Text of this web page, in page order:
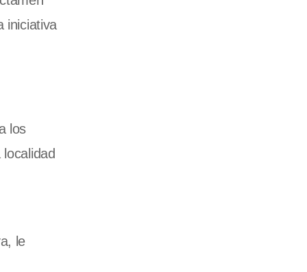
iniciativa
los
le